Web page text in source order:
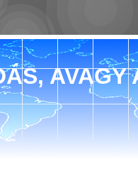
AVAGY